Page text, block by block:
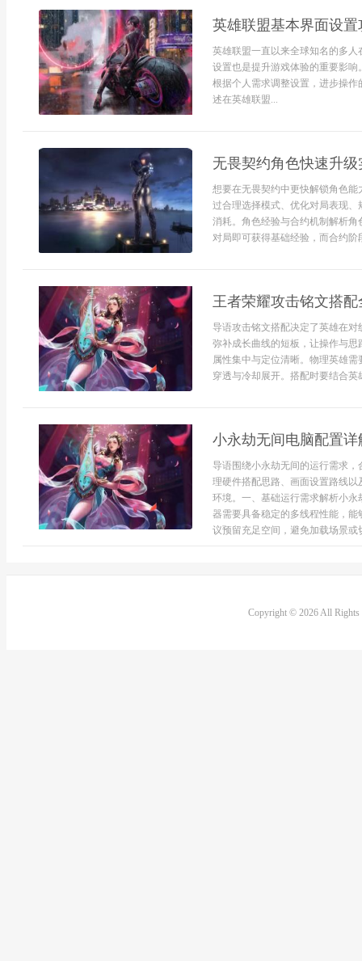
英雄联盟基本界面设置
英雄联盟一直以来全球知名的多
设置也是提升游戏体验的重要影
根据个人需求调整设置，进步操
述在英雄联盟...
无畏契约角色快速升
想要在无畏契约中更快解锁角色
过合理选择模式、优化对局表现
消耗。角色经验与合约机制解析
对局即可获得基础经验，而合约
王者荣耀攻击铭文搭配
导语攻击铭文搭配决定了英雄在
弥补成长曲线的短板，让操作与
属性集中与定位清晰。物理英雄
穿透与冷却展开。搭配时要结合
小永劫无间电脑配置
导语围绕小永劫无间的运行需求
理硬件搭配思路、画面设置路线
环境。一、基础运行需求解析小
器需要具备稳定的多线程性能，
议预留充足空间，避免加载场景或
Copyright © 2026 All